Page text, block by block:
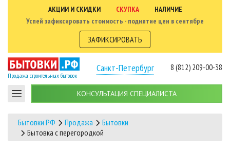
АКЦИИ И СКИДКИ СКУПКА
НАЛИЧИЕ
Успей зафиксировать стоимость - поднятие цен в сентябре
ЗАФИКСИРОВАТЬ
Продажа строительных бытовок
Санкт-Петербург 8 (812) 209-00-38
КОНСУЛЬТАЦИЯ СПЕЦИАЛИСТА
Бытовки РФ Продажа
Бытовки
Бытовка с перегородкой